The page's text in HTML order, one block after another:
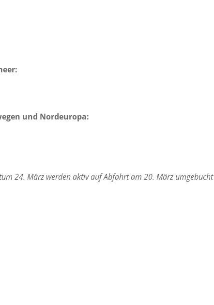
und Nordeuropa:
24. März werden aktiv auf Abfahrt am 20. März umgebucht